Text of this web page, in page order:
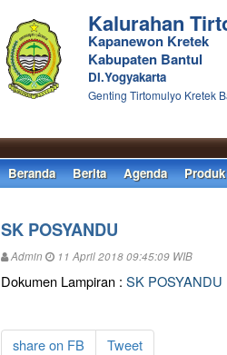
Kalurahan
Kapanewon Kretek
Kabupaten Bantul
DI.Yogyakarta
Genting Tirtomulyo Kretek
Beranda Berita Agenda
SK POSYANDU
Admin 11 April 2018 09:45:09 WIB
Dokumen Lampiran : SK POSYANDU
share on FB Tweet